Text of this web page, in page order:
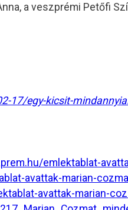
a veszprémi Petőfi
17/egy-kicsit-
emlektablat-
avattak-marian-
avattak-marian-